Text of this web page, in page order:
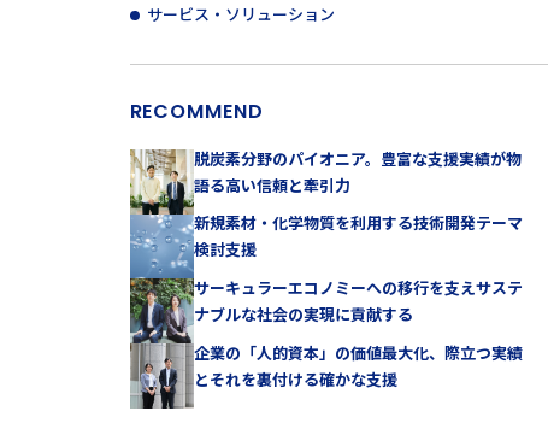
サービス・ソリューション
RECOMMEND
脱炭素分野のパイオニア。豊富な支援実績が物
語る高い信頼と牽引力
新規素材・化学物質を利用する技術開発テーマ
検討支援
サーキュラーエコノミーへの移行を支えサステ
ナブルな社会の実現に貢献する
企業の「人的資本」の価値最大化、際立つ実績
とそれを裏付ける確かな支援